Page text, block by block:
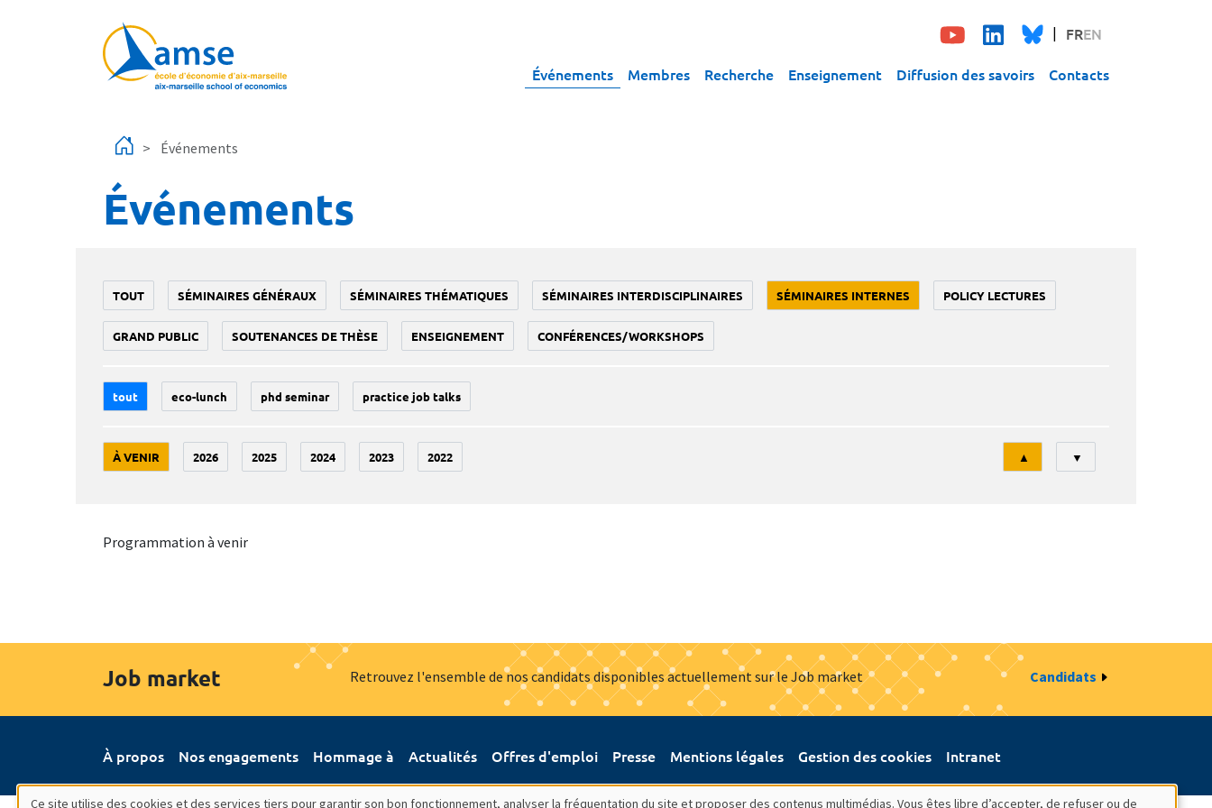
FREN
Événements Membres Recherche Enseignement Diffusion des savoirs Contacts
Événements
Événements
TOUT SÉMINAIRES GÉNÉRAUX SÉMINAIRES THÉMATIQUES SÉMINAIRES INTERDISCIPLINAIRES SÉMINAIRES INTERNES POLICY LECTURES
GRAND PUBLIC SOUTENANCES DE THÈSE ENSEIGNEMENT CONFÉRENCES/WORKSHOPS
tout eco-lunch phd seminar practice job talks
À VENIR 2026 2025 2024 2023 2022
Tri
▲ ▼
Programmation à venir
Job market Retrouvez l'ensemble de nos candidats disponibles actuellement sur le Job market Candidats
À propos Nos engagements Hommage à Actualités Offres d'emploi Presse Mentions légales Gestion des cookies Intranet
Ce site utilise des cookies et des services tiers pour garantir son bon fonctionnement, analyser la fréquentation du site et proposer des contenus multimédias. Vous êtes libre d’accepter, de refuser ou de